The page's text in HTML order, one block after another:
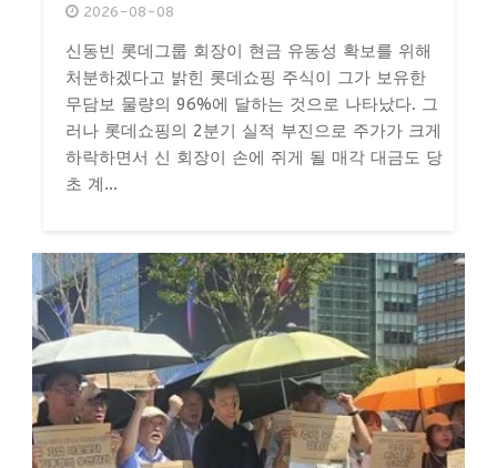
2026-08-08
신동빈 롯데그룹 회장이 현금 유동성 확보를 위해
처분하겠다고 밝힌 롯데쇼핑 주식이 그가 보유한
무담보 물량의 96%에 달하는 것으로 나타났다. 그
러나 롯데쇼핑의 2분기 실적 부진으로 주가가 크게
하락하면서 신 회장이 손에 쥐게 될 매각 대금도 당
초 계...